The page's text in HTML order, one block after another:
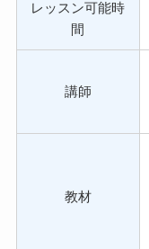
レッスン可能時
間
講師
教材